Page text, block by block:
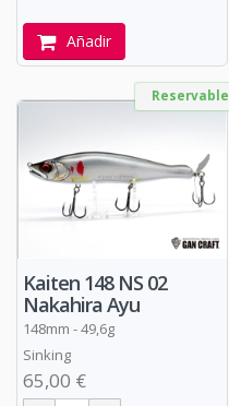
Añadir
Reservable
Kaiten 148 NS 02
Nakahira Ayu
148mm - 49,6g
Sinking
65,00 €